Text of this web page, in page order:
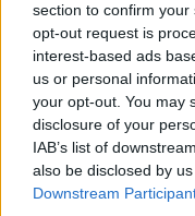
section to confirm
opt-out request is
interest-based ads
us or personal
your opt-out. You may
disclosure of your
IAB’s list of
also be disclosed by
Downstream
Kecskeméti
a rá bízott
Erőszakos
bántalmazás,
megfélemlítés -